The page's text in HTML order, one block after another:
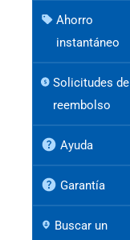
Ahorro
instantáneo
Solicitudes de
reembolso
Ayuda
Garantía
Buscar un